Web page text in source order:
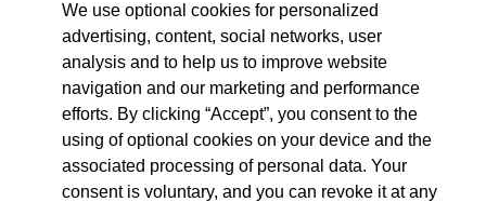
Mit einer verbesserten Gesundheitskompetenz zum
Experten der eigenen Gesundheit werden.
We use optional cookies for personalized
advertising, content, social networks, user
analysis and to help us to improve website
navigation and our marketing and performance
efforts. By clicking “Accept”, you consent to the
using of optional cookies on your device and the
associated processing of personal data. Your
consent is voluntary, and you can revoke it at any